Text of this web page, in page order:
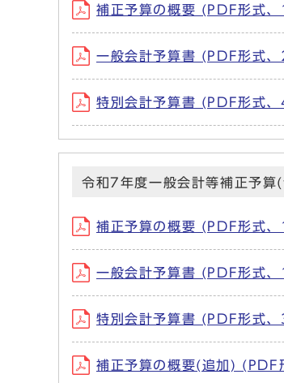
補正予算の概要 (PDF形式
一般会計予算書 (PDF形式
特別会計予算書 (PDF形式
令和7年度一般会計等補正予
補正予算の概要 (PDF形式
一般会計予算書 (PDF形式
特別会計予算書 (PDF形式
補正予算の概要(追加)